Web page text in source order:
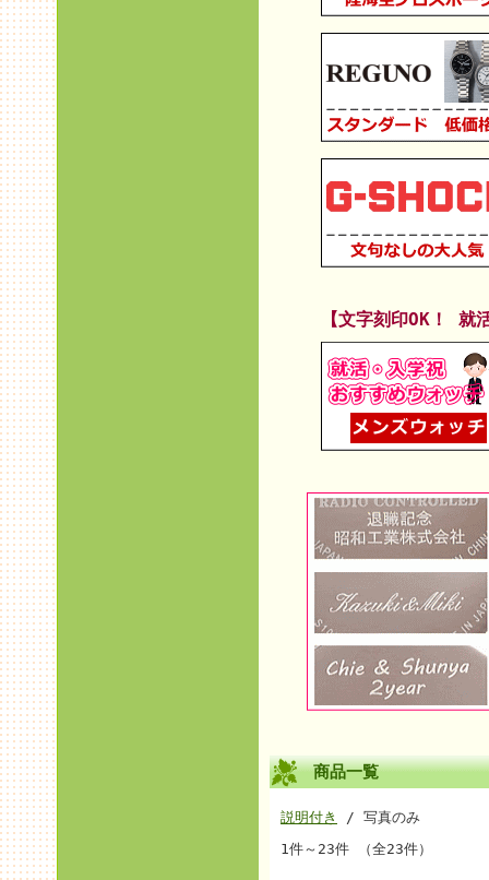
【文字刻印OK！ 就
商品一覧
説明付き
/ 写真のみ
1件～23件 （全23件）